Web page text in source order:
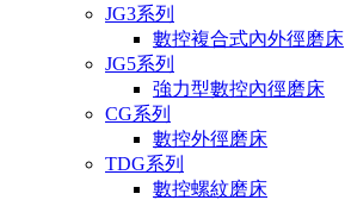
JG3系列
數控複合式內外徑磨床
JG5系列
強力型數控內徑磨床
CG系列
數控外徑磨床
TDG系列
數控螺紋磨床